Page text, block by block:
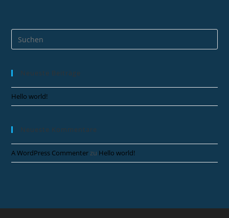
Neueste Beiträge
Hello world!
Neueste Kommentare
A WordPress Commenterzu Hello world!